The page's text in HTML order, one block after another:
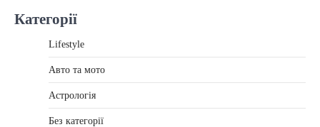
Категорії
Lifestyle
Авто та мото
Астрологія
Без категорії